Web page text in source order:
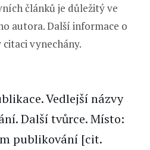
článků je důležitý ve
autora. Další informace o
vynechány.
Vedlejší názvy
Další tvůrce. Místo:
publikování [cit.